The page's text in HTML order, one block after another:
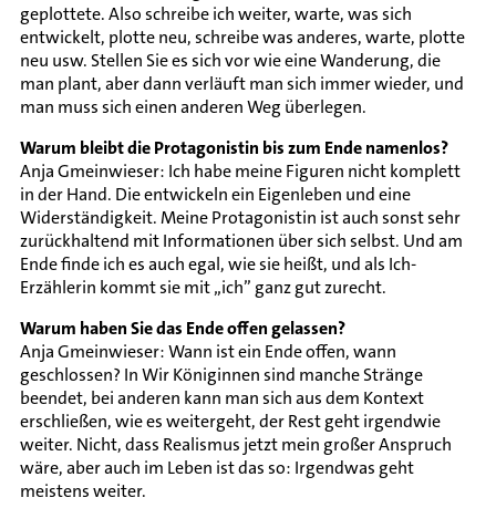
geplottete. Also schreibe ich weiter, warte, was sich
entwickelt, plotte neu, schreibe was anderes, warte, plotte
neu usw. Stellen Sie es sich vor wie eine Wanderung, die
man plant, aber dann verläuft man sich immer wieder, und
man muss sich einen anderen Weg überlegen.
Warum bleibt die Protagonistin bis zum Ende namenlos?
Anja Gmeinwieser: Ich habe meine Figuren nicht komplett
in der Hand. Die entwickeln ein Eigenleben und eine
Widerständigkeit. Meine Protagonistin ist auch sonst sehr
zurückhaltend mit Informationen über sich selbst. Und am
Ende finde ich es auch egal, wie sie heißt, und als Ich-
Erzählerin kommt sie mit „ich” ganz gut zurecht.
Warum haben Sie das Ende offen gelassen?
Anja Gmeinwieser: Wann ist ein Ende offen, wann
geschlossen? In Wir Königinnen sind manche Stränge
beendet, bei anderen kann man sich aus dem Kontext
erschließen, wie es weitergeht, der Rest geht irgendwie
weiter. Nicht, dass Realismus jetzt mein großer Anspruch
wäre, aber auch im Leben ist das so: Irgendwas geht
meistens weiter.